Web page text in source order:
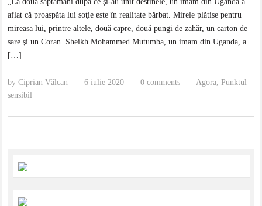
aflat că proaspăta lui soţie este în realitate bărbat. Mirele plătise pentru
mireasa lui, printre altele, două capre, două pungi de zahăr, un carton de
sare şi un Coran. Sheikh Mohammed Mutumba, un imam din Uganda, a
[…]
byCiprian Vălcan · 6 iulie 2020 · 0 comments · Agora,Punktul
sensibil